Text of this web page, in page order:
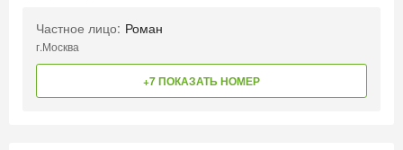
Частное лицо: Роман
г.Москва
+7 ПОКАЗАТЬ НОМЕР